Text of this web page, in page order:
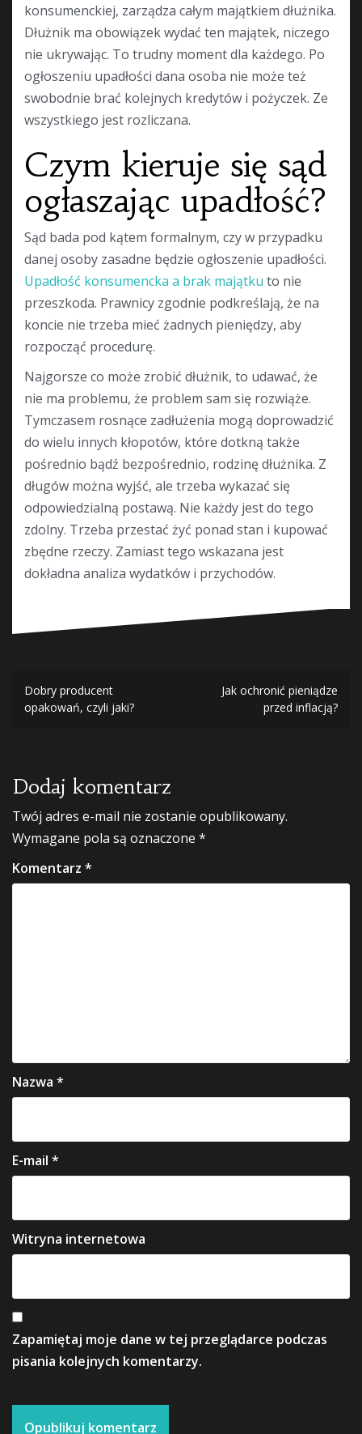
konsumenckiej, zarządza całym majątkiem dłużnika.
Dłużnik ma obowiązek wydać ten majątek, niczego
nie ukrywając. To trudny moment dla każdego. Po
ogłoszeniu upadłości dana osoba nie może też
swobodnie brać kolejnych kredytów i pożyczek. Ze
wszystkiego jest rozliczana.
Czym kieruje się sąd
ogłaszając upadłość?
Sąd bada pod kątem formalnym, czy w przypadku
danej osoby zasadne będzie ogłoszenie upadłości.
Upadłość konsumencka a brak majątku to nie
przeszkoda. Prawnicy zgodnie podkreślają, że na
koncie nie trzeba mieć żadnych pieniędzy, aby
rozpocząć procedurę.
Najgorsze co może zrobić dłużnik, to udawać, że
nie ma problemu, że problem sam się rozwiąże.
Tymczasem rosnące zadłużenia mogą doprowadzić
do wielu innych kłopotów, które dotkną także
pośrednio bądź bezpośrednio, rodzinę dłużnika. Z
długów można wyjść, ale trzeba wykazać się
odpowiedzialną postawą. Nie każdy jest do tego
zdolny. Trzeba przestać żyć ponad stan i kupować
zbędne rzeczy. Zamiast tego wskazana jest
dokładna analiza wydatków i przychodów.
Nawigacja
wpisu
Dobry producent
opakowań, czyli jaki?
Jak ochronić pieniądze
przed inflacją?
Dodaj komentarz
Twój adres e-mail nie zostanie opublikowany.
Wymagane pola są oznaczone *
Komentarz *
Nazwa *
E-mail *
Witryna internetowa
Zapamiętaj moje dane w tej przeglądarce podczas
pisania kolejnych komentarzy.